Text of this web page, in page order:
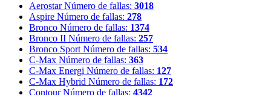
Aerostar Número de fallas: 3018
Aspire Número de fallas: 278
Bronco Número de fallas: 1374
Bronco II Número de fallas: 257
Bronco Sport Número de fallas: 534
C-Max Número de fallas: 363
C-Max Energi Número de fallas: 127
C-Max Hybrid Número de fallas: 172
Contour Número de fallas: 4342